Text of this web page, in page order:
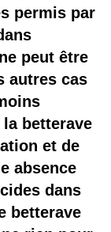
permis par
peut être
autres cas
betterave
et de
absence
dans
betterave